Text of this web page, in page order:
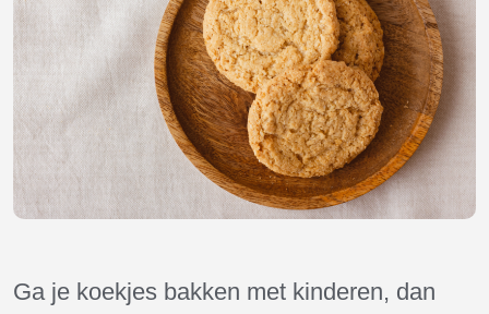
Ga je koekjes bakken met kinderen, dan